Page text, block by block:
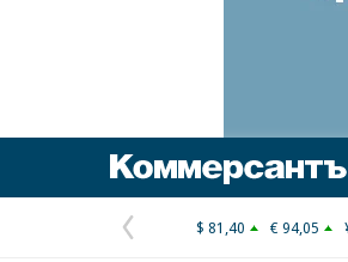
Предыдущая
$ 81,40 € 94,05